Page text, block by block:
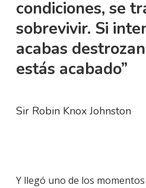
condiciones, se
sobrevivir. Si
acabas
estás acabado”
Sir Robin Knox Johnston
Y llegó uno de los